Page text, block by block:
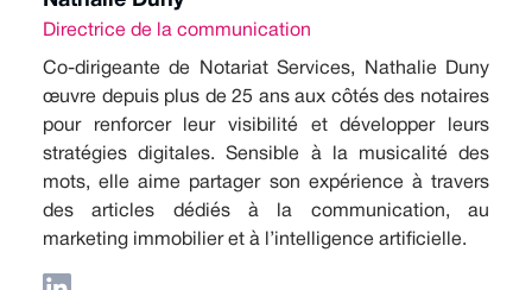
Directrice de la communication
Co-dirigeante de Notariat Services, Nathalie Duny
œuvre depuis plus de 25 ans aux côtés des notaires
pour renforcer leur visibilité et développer leurs
stratégies digitales. Sensible à la musicalité des
mots, elle aime partager son expérience à travers
des articles dédiés à la communication, au
marketing immobilier et à l’intelligence artificielle.